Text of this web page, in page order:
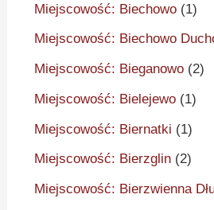
Miejscowość: Biechowo (1)
Miejscowość: Biechowo
Miejscowość: Bieganowo (2)
Miejscowość: Bielejewo (1)
Miejscowość: Biernatki (1)
Miejscowość: Bierzglin (2)
Miejscowość: Bierzwienna